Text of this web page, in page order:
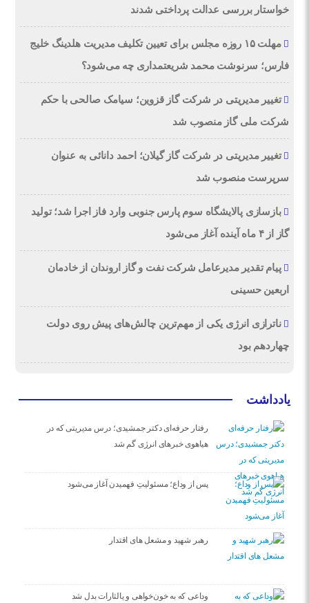
خواستار بررسی عدالت پرداختی شدند
مهلت ۱۵ روزه مجلس برای تعیین تکلیف مدیریت هلدینگ خلیج
فارس؛ سرنوشت محمد شریعتمداری چه می‌شود؟
تغییر مدیریتی در شرکت گاز قزوین؛ سیامک صالحی با حکم
شرکت ملی گاز منصوب شد
تغییر مدیریتی در شرکت گاز گیلان؛ احمد دانائی به عنوان
سرپرست منصوب شد
بازسازی پالایشگاه سوم پارس جنوبی وارد فاز اجرا شد؛ تولید
گاز از ۴ ماه آینده آغاز می‌شود
پیام تقدیر مدیرعامل شركت نفت و گاز اروندان از خادمان
اربعین حسینی
ناترازی انرژی یکی از مهم‌ترین چالش‌های پیش روی دولت
چهاردهم بود
یادداشت
رفتار حرفه‌ای دکتر جمشیدی؛ درس مدیریتی که در
هیاهوی خبرهای انرژی گم شد
پس از وداع؛ مسئولیتِ فهمیدن آغاز می‌شود
رهبر شهید و مشعل های اقتدار
وداعی که به خون‌خواهی و یالثارات بدل شد